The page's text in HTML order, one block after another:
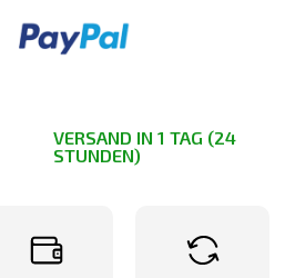
VERSAND IN 1 TAG (24
STUNDEN)